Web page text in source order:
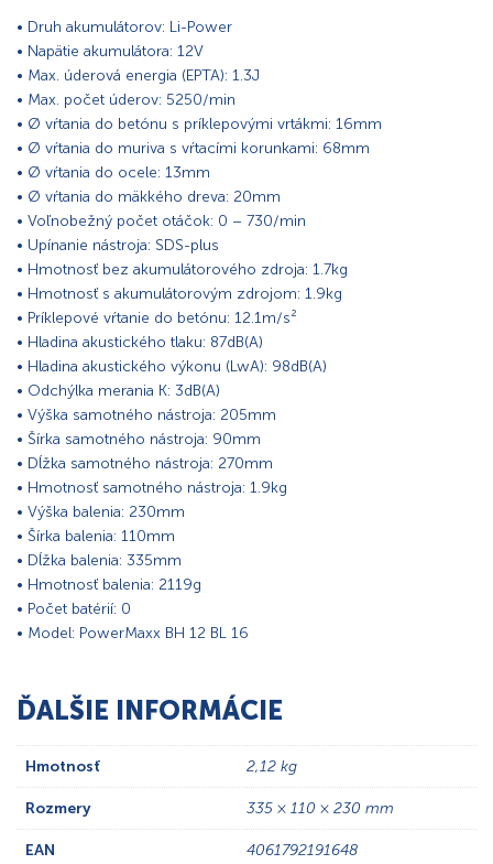
• Druh akumulátorov: Li-Power
• Napätie akumulátora: 12V
• Max. úderová energia (EPTA): 1.3J
• Max. počet úderov: 5250/min
• Ø vŕtania do betónu s príklepovými vrtákmi: 16mm
• Ø vŕtania do muriva s vŕtacími korunkami: 68mm
• Ø vŕtania do ocele: 13mm
• Ø vŕtania do mäkkého dreva: 20mm
• Voľnobežný počet otáčok: 0 – 730/min
• Upínanie nástroja: SDS-plus
• Hmotnosť bez akumulátorového zdroja: 1.7kg
• Hmotnosť s akumulátorovým zdrojom: 1.9kg
• Príklepové vŕtanie do betónu: 12.1m/s²
• Hladina akustického tlaku: 87dB(A)
• Hladina akustického výkonu (LwA): 98dB(A)
• Odchýlka merania K: 3dB(A)
• Výška samotného nástroja: 205mm
• Šírka samotného nástroja: 90mm
• Dĺžka samotného nástroja: 270mm
• Hmotnosť samotného nástroja: 1.9kg
• Výška balenia: 230mm
• Šírka balenia: 110mm
• Dĺžka balenia: 335mm
• Hmotnosť balenia: 2119g
• Počet batérií: 0
• Model: PowerMaxx BH 12 BL 16
ĎALŠIE INFORMÁCIE
Hmotnosť 2,12 kg
Rozmery 335 × 110 × 230 mm
EAN 4061792191648